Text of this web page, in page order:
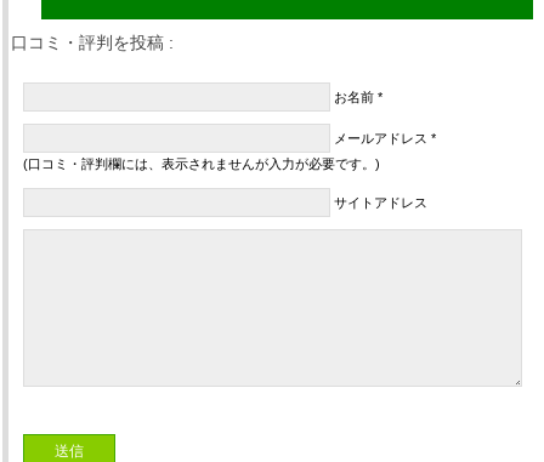
口コミ・評判を投稿 :
お名前 *
メールアドレス *
(口コミ・評判欄には、表示されませんが入力が必要です。)
サイトアドレス